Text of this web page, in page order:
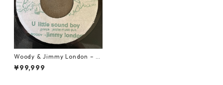
Woody & Jimmy London – U
Little Sound Boy【7-2200
8】
¥99,999